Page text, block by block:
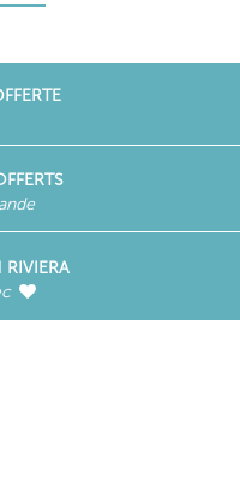
RIVIERA